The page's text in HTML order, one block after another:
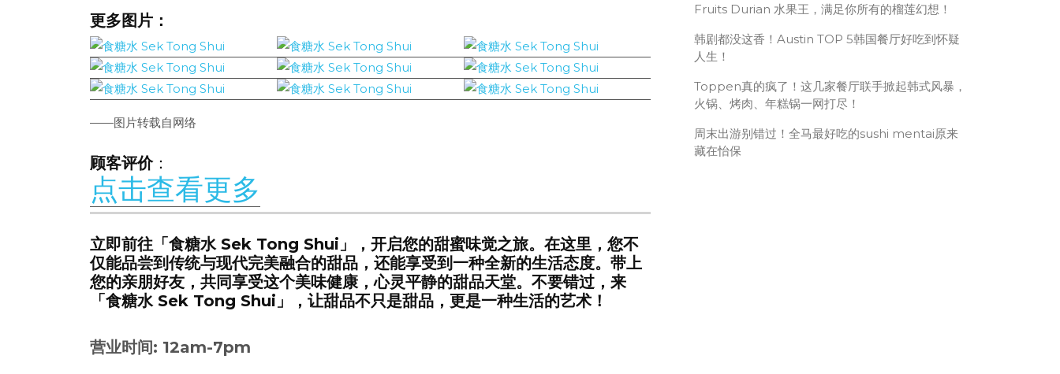
更多图片：
——图片转载自网络
顾客评价：
点击查看更多
立即前往「食糖水 Sek Tong Shui」，开启您的甜蜜味觉之旅。在这里，您不
仅能品尝到传统与现代完美融合的甜品，还能享受到一种全新的生活态度。带上
您的亲朋好友，共同享受这个美味健康，心灵平静的甜品天堂。不要错过，来
「食糖水 Sek Tong Shui」，让甜品不只是甜品，更是一种生活的艺术！
营业时间: 12am-7pm
Fruits Durian 水果王，满足你所有的榴莲幻想！
韩剧都没这香！Austin TOP 5韩国餐厅好吃到怀疑
人生！
Toppen真的疯了！这几家餐厅联手掀起韩式风暴，
火锅、烤肉、年糕锅一网打尽！
周末出游别错过！全马最好吃的sushi mentai原来
藏在怡保